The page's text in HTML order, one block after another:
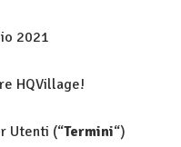
2021
HQVillage!
Utenti (“Termini“)